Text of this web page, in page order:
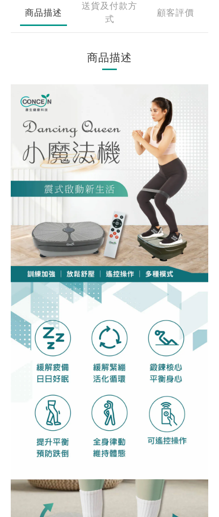
商品描述
送貨及付款方
式
顧客評價
商品描述